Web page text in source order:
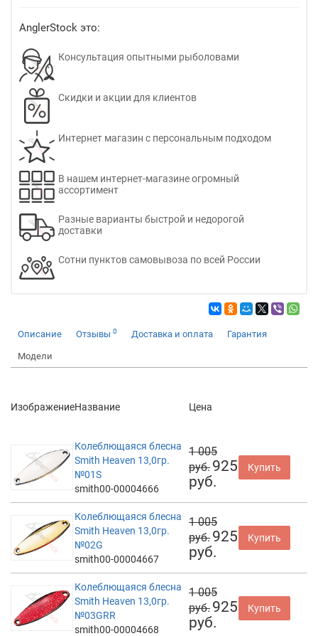
AnglerStock это:
Консультация опытными рыболовами
Скидки и акции для клиентов
Интернет магазин с персональным подходом
В нашем интернет-магазине огромный
ассортимент
Разные варианты быстрой и недорогой
доставки
Сотни пунктов самовывоза по всей России
Описание Отзывы 0 Доставка и оплата Гарантия
Модели
ИзображениеНазвание Цена
Колеблющаяся блесна
Smith Heaven 13,0гр.
№01S
smith00-00004666
1 005
руб. 925
руб.
Купить
Колеблющаяся блесна
Smith Heaven 13,0гр.
№02G
smith00-00004667
1 005
руб. 925
руб.
Купить
Колеблющаяся блесна
Smith Heaven 13,0гр.
№03GRR
smith00-00004668
1 005
руб. 925
руб.
Купить